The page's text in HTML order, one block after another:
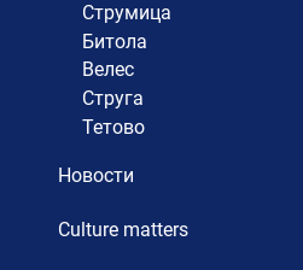
Струмица
Битола
Велес
Струга
Тетово
Новости
Culture matters